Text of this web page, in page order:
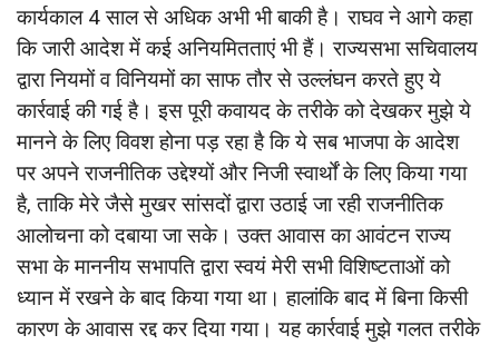
कार्यकाल 4 साल से अधिक अभी भी बाकी है। राघव ने आगे कहा
कि जारी आदेश में कई अनियमितताएं भी हैं। राज्यसभा सचिवालय
द्वारा नियमों व विनियमों का साफ तौर से उल्लंघन करते हुए ये
कार्रवाई की गई है। इस पूरी कवायद के तरीके को देखकर मुझे ये
मानने के लिए विवश होना पड़ रहा है कि ये सब भाजपा के आदेश
पर अपने राजनीतिक उद्देश्यों और निजी स्वार्थों के लिए किया गया
है, ताकि मेरे जैसे मुखर सांसदों द्वारा उठाई जा रही राजनीतिक
आलोचना को दबाया जा सके। उक्त आवास का आवंटन राज्य
सभा के माननीय सभापति द्वारा स्वयं मेरी सभी विशिष्टताओं को
ध्यान में रखने के बाद किया गया था। हालांकि बाद में बिना किसी
कारण के आवास रद्द कर दिया गया। यह कार्रवाई मुझे गलत तरीके